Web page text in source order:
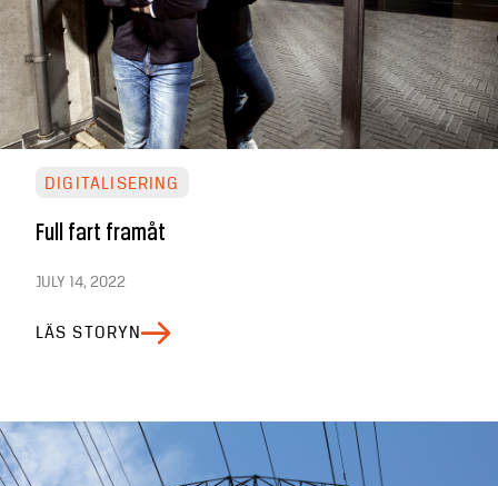
DIGITALISERING
Full fart framåt
JULY 14, 2022
LÄS STORYN